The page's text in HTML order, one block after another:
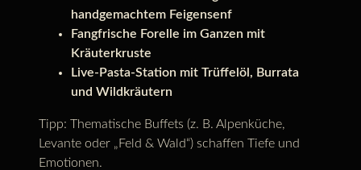
handgemachtem Feigensenf
Fangfrische Forelle im Ganzen mit
Kräuterkruste
Live-Pasta-Station mit Trüffelöl, Burrata
und Wildkräutern
Tipp: Thematische Buffets (z. B. Alpenküche,
Levante oder „Feld & Wald“) schaffen Tiefe und
Emotionen.